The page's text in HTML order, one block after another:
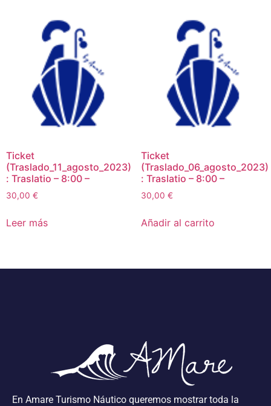
Ticket
(Traslado_11_agosto_2023)
: Traslatio – 8:00 –
30,00 €
Leer más
Ticket
(Traslado_06_agosto_2023)
: Traslatio – 8:00 –
30,00 €
Añadir al carrito
En Amare Turismo Náutico queremos mostrar toda la